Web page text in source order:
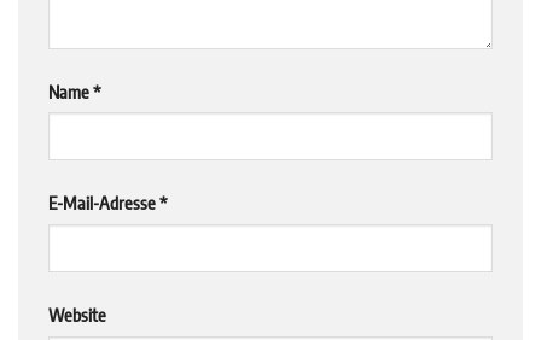
Name*
E-Mail-Adresse*
Website